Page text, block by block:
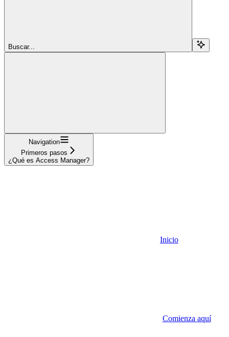
Buscar...
Navigation
Primeros pasos
¿Qué es Access Manager?
Inicio
Comienza aquí